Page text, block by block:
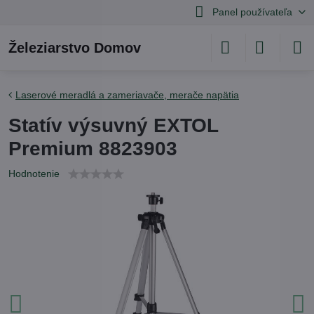
Panel používateľa
Železiarstvo Domov
Laserové meradlá a zameriavače, merače napätia
Statív výsuvný EXTOL
Premium 8823903
Hodnotenie